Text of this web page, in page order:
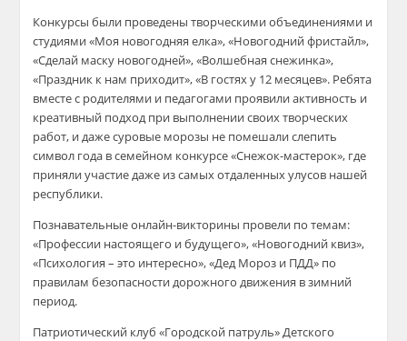
Конкурсы были проведены творческими объединениями и
студиями «Моя новогодняя елка», «Новогодний фристайл»,
«Сделай маску новогодней», «Волшебная снежинка»,
«Праздник к нам приходит», «В гостях у 12 месяцев». Ребята
вместе с родителями и педагогами проявили активность и
креативный подход при выполнении своих творческих
работ, и даже суровые морозы не помешали слепить
символ года в семейном конкурсе «Снежок-мастерок», где
приняли участие даже из самых отдаленных улусов нашей
республики.
Познавательные онлайн-викторины провели по темам:
«Профессии настоящего и будущего», «Новогодний квиз»,
«Психология – это интересно», «Дед Мороз и ПДД» по
правилам безопасности дорожного движения в зимний
период.
Патриотический клуб «Городской патруль» Детского